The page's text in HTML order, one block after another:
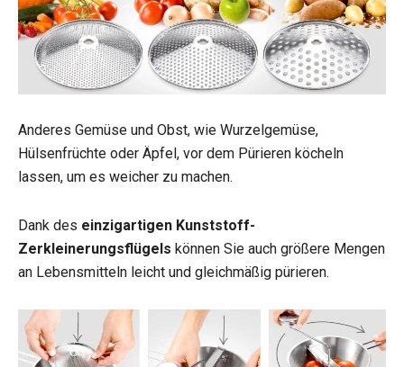
Anderes Gemüse und Obst, wie Wurzelgemüse,
Hülsenfrüchte oder Äpfel, vor dem Pürieren köcheln
lassen, um es weicher zu machen.
Dank des einzigartigen Kunststoff-
Zerkleinerungsflügels können Sie auch größere Mengen
an Lebensmitteln leicht und gleichmäßig pürieren.